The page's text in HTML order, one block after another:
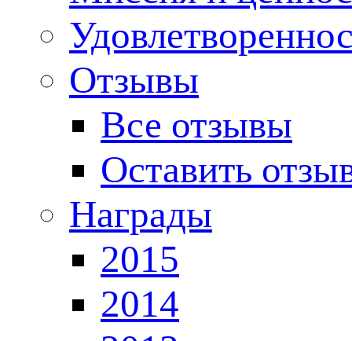
Отзывы
Все отзывы
Оставить
Награды
2015
2014